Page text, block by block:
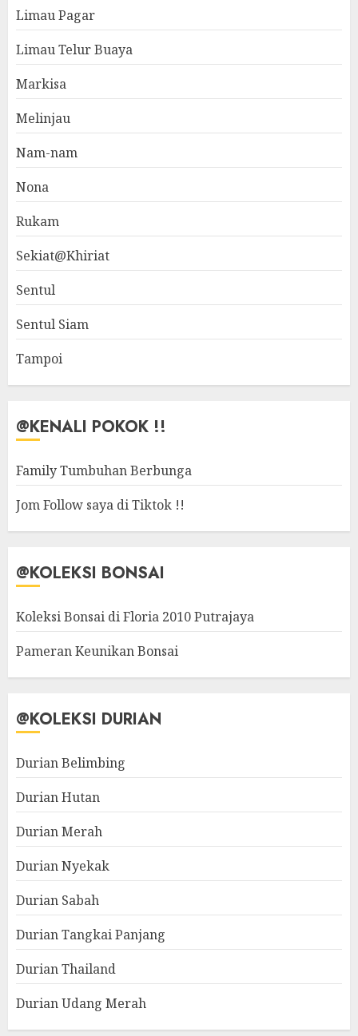
Limau Pagar
Limau Telur Buaya
Markisa
Melinjau
Nam-nam
Nona
Rukam
Sekiat@Khiriat
Sentul
Sentul Siam
Tampoi
@KENALI POKOK !!
Family Tumbuhan Berbunga
Jom Follow saya di Tiktok !!
@KOLEKSI BONSAI
Koleksi Bonsai di Floria 2010 Putrajaya
Pameran Keunikan Bonsai
@KOLEKSI DURIAN
Durian Belimbing
Durian Hutan
Durian Merah
Durian Nyekak
Durian Sabah
Durian Tangkai Panjang
Durian Thailand
Durian Udang Merah